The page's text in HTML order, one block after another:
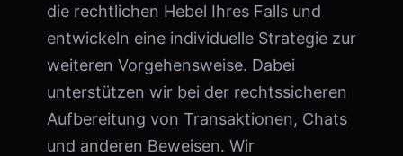
die rechtlichen Hebel Ihres Falls und
entwickeln eine individuelle Strategie zur
weiteren Vorgehensweise. Dabei
unterstützen wir bei der rechtssicheren
Aufbereitung von Transaktionen, Chats
und anderen Beweisen. Wir